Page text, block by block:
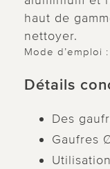
haut de
nettoyer.
Mode d’emploi :
Détails
Des
Gaufres